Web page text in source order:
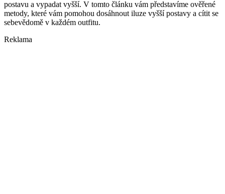
postavu a vypadat vyšší. V tomto článku vám představíme ověřené
metody, které vám pomohou dosáhnout iluze vyšší postavy a cítit se
sebevědomě v každém outfitu.
Reklama